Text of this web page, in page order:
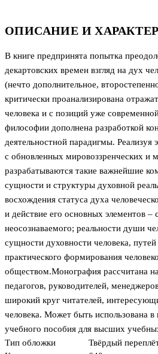
ОПИСАНИЕ И
В книге предпринята попытка
декартовских времен взгляд на дух
(нечто дополнительное,
критически проанализирована
человека и с позиций уже
философии дополнена разработкой
деятельностной парадигмы. Реализуя
с обновленных мировоззренческих и
разрабатываются такие важнейшие
сущности и структуры духовной
восхождения статуса духа
и действие его основных элементов –
неосознаваемого; реальности души
сущности духовности человека,
практического формирования
обществом.Монография рассчитана
педагогов, руководителей,
широкий круг читателей,
человека. Может быть использована в
учебного пособия для высших
Тип обложки
Твёрдый